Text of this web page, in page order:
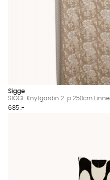
Sigge
SIGGE Knytgardin 2-p 250cm Linne
685 :-